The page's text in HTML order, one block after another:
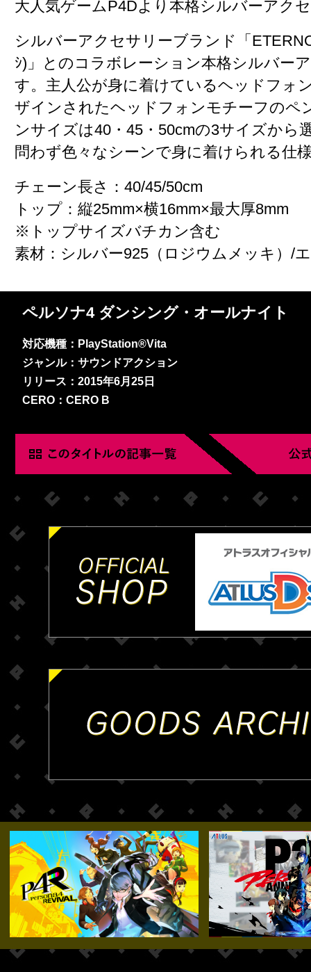
大人気ゲームP4Dより本格シルバーアク
シルバーアクセサリーブランド「
ｼ)」とのコラボレーション本格シルバー
す。主人公が身に着けているヘッドフォ
ザインされたヘッドフォンモチーフのペ
ンサイズは40・45・50cmの3サイズから
問わず色々なシーンで身に着けられる仕
チェーン長さ：40/45/50cm
トップ：縦25mm×横16mm×最大厚8mm
※トップサイズバチカン含む
素材：シルバー925（ロジウムメッキ）/
ペルソナ4 ダンシング・オールナイト
対応機種：PlayStation®Vita
ジャンル：サウンドアクション
リリース：2015年6月25日
CERO：CERO B